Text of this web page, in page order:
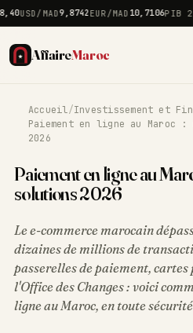
USD/MAD9,8742EUR/MAD10,7106PIB
AffaireMaroc
Accueil/Investissement et
Paiement en ligne au Maroc
2026
Paiement en ligne au
solutions 2026
Le e-commerce marocain
dizaines de millions de
passerelles de paiement, cartes
l'Office des Changes : voici
ligne au Maroc, en toute